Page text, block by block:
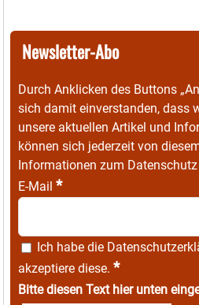
Newsletter-Abo
Durch Anklicken des Buttons
sich damit einverstanden, dass
unsere aktuellen Artikel und
können sich jederzeit von
Informationen zum
E-Mail *
Ich habe die
akzeptiere diese. *
Bitte diesen Text hier unten